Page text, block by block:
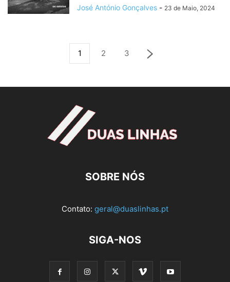
José António Gonçalves - 23 de Maio, 2024
1 2 3
SOBRE NÓS
Contato: geral@duaslinhas.pt
SIGA-NOS